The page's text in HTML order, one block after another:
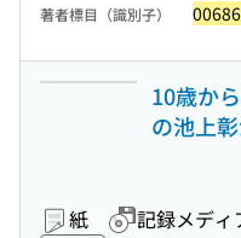
著者標目（識別子）
10歳か
の池上
紙 記録メディ